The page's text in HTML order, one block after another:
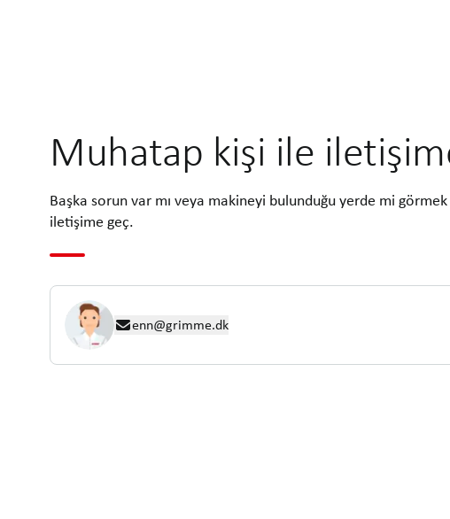
Muhatap kişi ile
Başka sorun var mı veya makineyi bulunduğu yerde mi
iletişime geç.
enn@grimme.dk